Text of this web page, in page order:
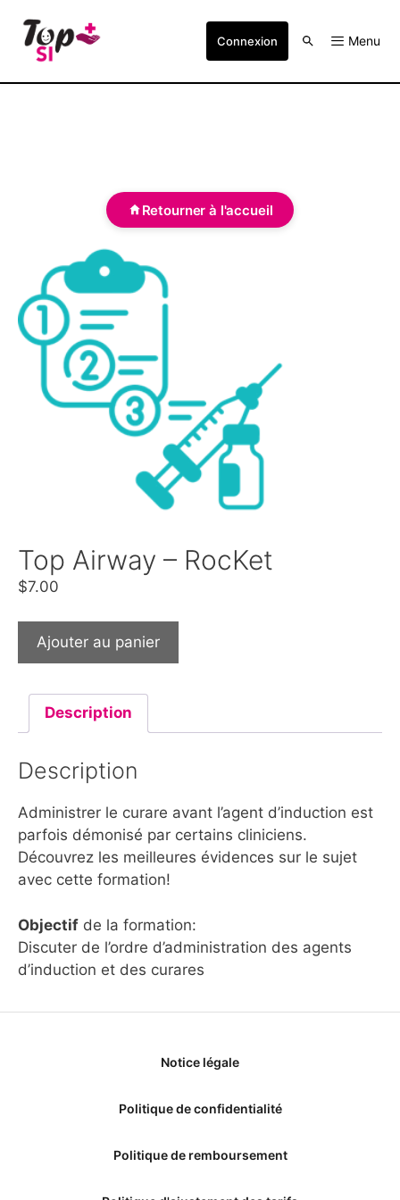
Connexion Menu
Retourner à l'accueil
Top Airway – RocKet
$7.00
Ajouter au panier
Description
Description
Administrer le curare avant l’agent d’induction est
parfois démonisé par certains cliniciens.
Découvrez les meilleures évidences sur le sujet
avec cette formation!
Objectif de la formation:
Discuter de l’ordre d’administration des agents
d’induction et des curares
Notice légale
Politique de confidentialité
Politique de remboursement